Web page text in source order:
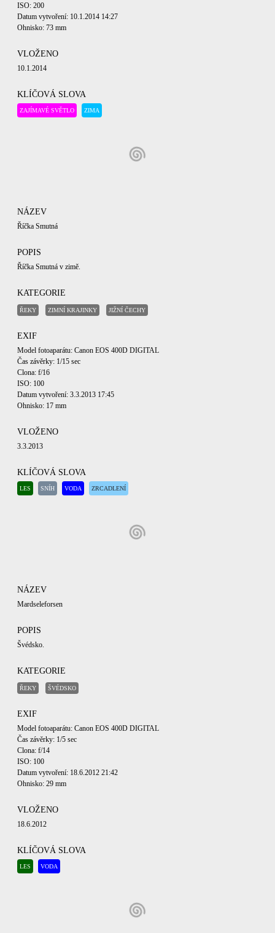
ISO: 200
Datum vytvoření: 10.1.2014 14:27
Ohnisko: 73 mm
VLOŽENO
10.1.2014
KLÍČOVÁ SLOVA
ZAJÍMAVÉ SVĚTLO ZIMA
NÁZEV
Říčka Smutná
POPIS
Říčka Smutná v zimě.
KATEGORIE
ŘEKY ZIMNÍ KRAJINKY JIŽNÍ ČECHY
EXIF
Model fotoaparátu: Canon EOS 400D DIGITAL
Čas závěrky: 1/15 sec
Clona: f/16
ISO: 100
Datum vytvoření: 3.3.2013 17:45
Ohnisko: 17 mm
VLOŽENO
3.3.2013
KLÍČOVÁ SLOVA
LES SNÍH VODA ZRCADLENÍ
NÁZEV
Mardseleforsen
POPIS
Švédsko.
KATEGORIE
ŘEKY ŠVÉDSKO
EXIF
Model fotoaparátu: Canon EOS 400D DIGITAL
Čas závěrky: 1/5 sec
Clona: f/14
ISO: 100
Datum vytvoření: 18.6.2012 21:42
Ohnisko: 29 mm
VLOŽENO
18.6.2012
KLÍČOVÁ SLOVA
LES VODA